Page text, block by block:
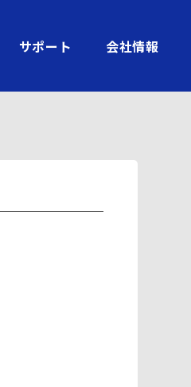
サポート 会社情報